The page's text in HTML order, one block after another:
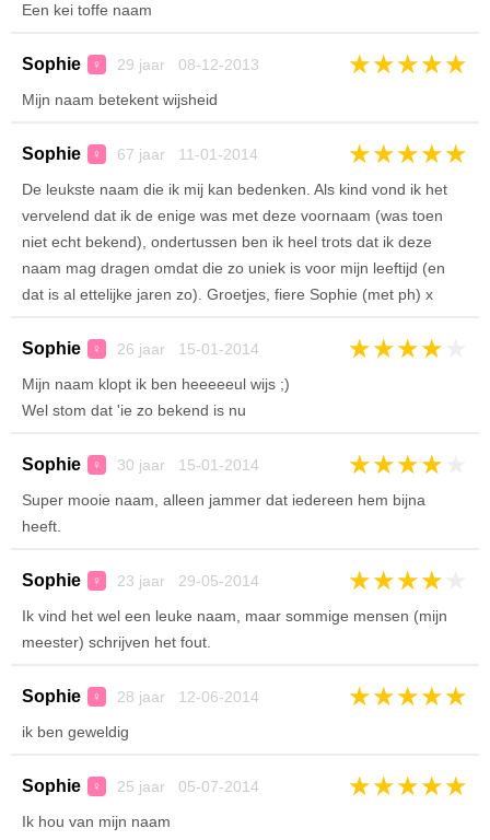
Een kei toffe naam
Sophie ♀ 29 jaar 08-12-2013 ★★★★★
Mijn naam betekent wijsheid
Sophie ♀ 67 jaar 11-01-2014 ★★★★★
De leukste naam die ik mij kan bedenken. Als kind vond ik het
vervelend dat ik de enige was met deze voornaam (was toen
niet echt bekend), ondertussen ben ik heel trots dat ik deze
naam mag dragen omdat die zo uniek is voor mijn leeftijd (en
dat is al ettelijke jaren zo). Groetjes, fiere Sophie (met ph) x
Sophie ♀ 26 jaar 15-01-2014 ★★★★
Mijn naam klopt ik ben heeeeeul wijs ;)
Wel stom dat 'ie zo bekend is nu
Sophie ♀ 30 jaar 15-01-2014 ★★★★
Super mooie naam, alleen jammer dat iedereen hem bijna
heeft.
Sophie ♀ 23 jaar 29-05-2014 ★★★★
Ik vind het wel een leuke naam, maar sommige mensen (mijn
meester) schrijven het fout.
Sophie ♀ 28 jaar 12-06-2014 ★★★★★
ik ben geweldig
Sophie ♀ 25 jaar 05-07-2014 ★★★★★
Ik hou van mijn naam